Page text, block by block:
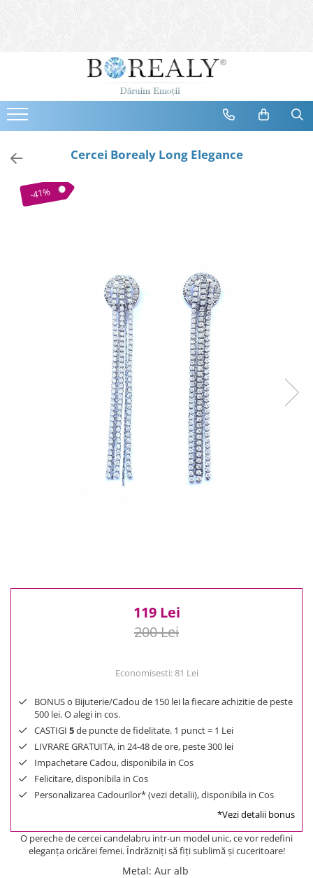
Bijuterii
Cercei
Bratari
Coliere
Brose
Tiare
Cercei Borealy Long Elegance
-41%
119 Lei
200 Lei
Economisesti:81 Lei
BONUS o Bijuterie/Cadou de 150 lei la fiecare achizitie de peste
500 lei. O alegi in cos.
CASTIGI 5de puncte de fidelitate. 1 punct = 1 Lei
LIVRARE GRATUITA, in 24-48 de ore, peste 300 lei
Impachetare Cadou, disponibila in Cos
Felicitare, disponibila in Cos
Personalizarea Cadourilor* (vezi detalii), disponibila in Cos
*Vezi detalii bonus
O pereche de cercei candelabru intr-un model unic, ce vor redefini
eleganţa oricărei femei. Îndrăzniţi să fiţi sublimă şi cuceritoare!
Metal: Aur alb